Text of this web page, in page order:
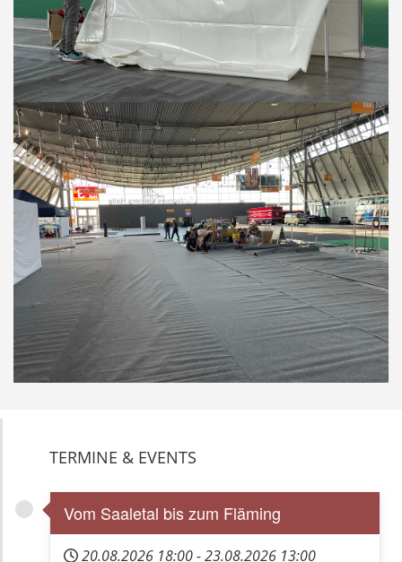
TERMINE & EVENTS
Vom Saaletal bis zum Fläming
20.08.2026 18:00-23.08.2026 13:00